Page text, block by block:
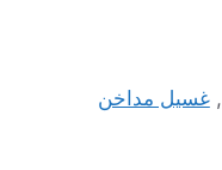
,غسيل مداخن